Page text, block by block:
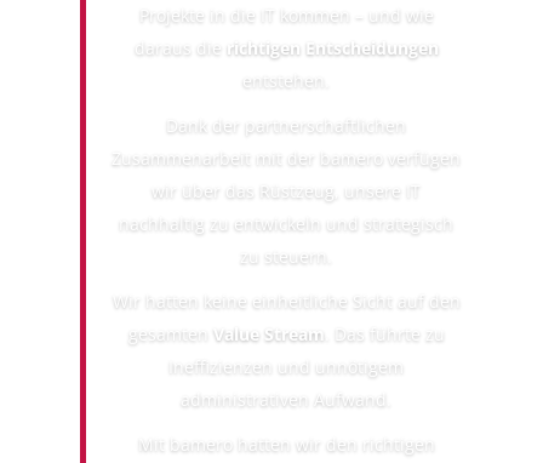
Projekte in die IT kommen – und wie
daraus die richtigen Entscheidungen
entstehen.
Dank der partnerschaftlichen
Zusammenarbeit mit der bamero verfügen
wir über das Rüstzeug, unsere IT
nachhaltig zu entwickeln und strategisch
zu steuern.
Wir hatten keine einheitliche Sicht auf den
gesamten Value Stream
. Das führte zu
Ineffizienzen und unnötigem
administrativen Aufwand.
Mit bamero hatten wir den richtigen